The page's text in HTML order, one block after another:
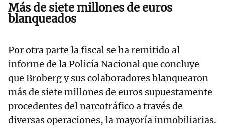
Más de siete millones de euros
blanqueados
Por otra parte la fiscal se ha remitido al
informe de la Policía Nacional que concluye
que Broberg y sus colaboradores blanquearon
más de siete millones de euros supuestamente
procedentes del narcotráfico a través de
diversas operaciones, la mayoría inmobiliarias.